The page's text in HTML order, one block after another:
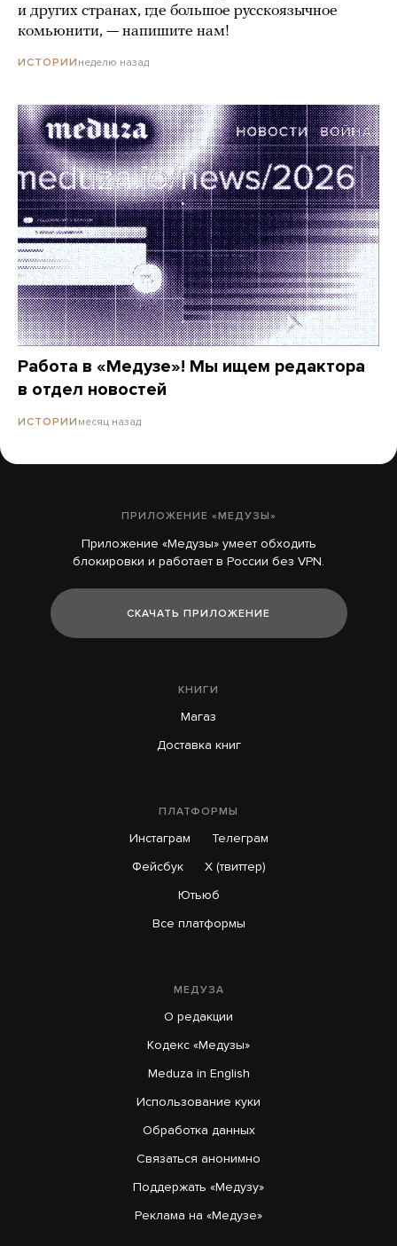
и других странах, где большое русскоязычное
комьюнити, — напишите нам!
ИСТОРИИ неделю назад
Работа в «Медузе»! Мы ищем редактора
в отдел новостей
ИСТОРИИ месяц назад
ПРИЛОЖЕНИЕ «МЕДУЗЫ»
Приложение «Медузы» умеет обходить
блокировки и работает в России без VPN.
СКАЧАТЬ ПРИЛОЖЕНИЕ
КНИГИ
Магаз
Доставка книг
ПЛАТФОРМЫ
Инстаграм
Телеграм
Фейсбук
X (твиттер)
Ютьюб
Все платформы
МЕДУЗА
О редакции
Кодекс «Медузы»
Meduza in English
Использование куки
Обработка данных
Связаться анонимно
Поддержать «Медузу»
Реклама на «Медузе»